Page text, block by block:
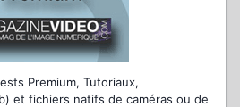
Premium, Tutoriaux,
et fichiers natifs de caméras ou de